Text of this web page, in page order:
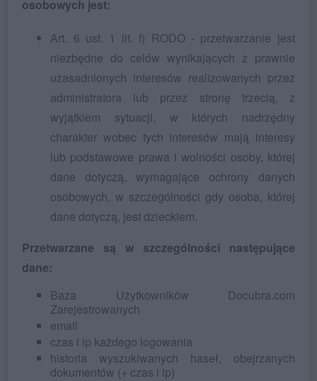
osobowych jest:
Art. 6 ust. 1 lit. f) RODO - przetwarzanie jest
niezbędne do celów wynikających z prawnie
uzasadnionych interesów realizowanych przez
administratora lub przez stronę trzecią, z
wyjątkiem sytuacji, w których nadrzędny
charakter wobec tych interesów mają interesy
lub podstawowe prawa i wolności osoby, której
dane dotyczą, wymagające ochrony danych
osobowych, w szczególności gdy osoba, której
dane dotyczą, jest dzieckiem.
Przetwarzane są w szczególności następujące
dane:
Baza Użytkowników Docubra.com
Zarejestrowanych
email
czas i ip każdego logowania
historia wyszukiwanych haseł, obejrzanych
dokumentów (+ czas i ip)